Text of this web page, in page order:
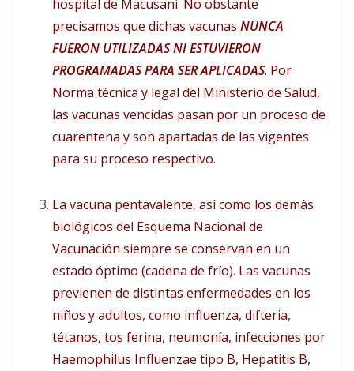
hospital de Macusani. No obstante
precisamos que dichas vacunas NUNCA
FUERON UTILIZADAS NI ESTUVIERON
PROGRAMADAS PARA SER APLICADAS. Por
Norma técnica y legal del Ministerio de Salud,
las vacunas vencidas pasan por un proceso de
cuarentena y son apartadas de las vigentes
para su proceso respectivo.
La vacuna pentavalente, así como los demás
biológicos del Esquema Nacional de
Vacunación siempre se conservan en un
estado óptimo (cadena de frío). Las vacunas
previenen de distintas enfermedades en los
niños y adultos, como influenza, difteria,
tétanos, tos ferina, neumonía, infecciones por
Haemophilus Influenzae tipo B, Hepatitis B,